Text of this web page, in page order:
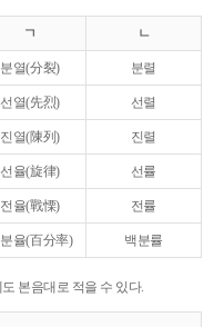
ㄱ ㄴ
분열(分裂) 분렬
선열(先烈) 선렬
진열(陳列) 진렬
선율(旋律) 선률
전율(戰慄) 전률
율(百分率) 백분률
본음대로 적을 수 있다.